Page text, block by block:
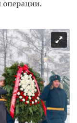
операции.